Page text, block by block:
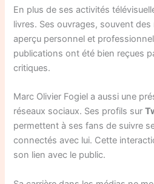
En plus de ses activités
livres. Ses ouvrages, souvent
aperçu personnel et
publications ont été bien reçues
critiques.
Marc Olivier Fogiel a aussi une
réseaux sociaux. Ses profils sur
permettent à ses fans de suivre
connectés avec lui. Cette
son lien avec le public.